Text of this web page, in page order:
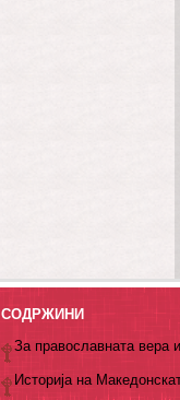
СОДРЖИНИ
За православната вера
Историја на